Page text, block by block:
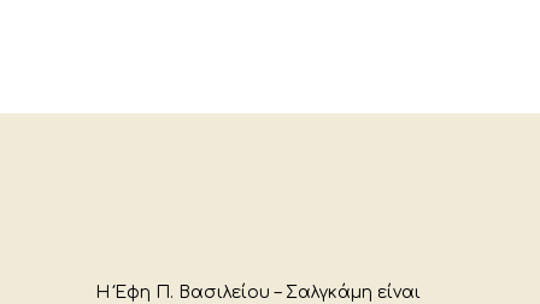
Η Έφη Π. Βασιλείου – Σαλγκάμη είναι